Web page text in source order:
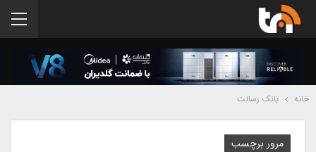
خانه بانک رسالت
مرور برچسب